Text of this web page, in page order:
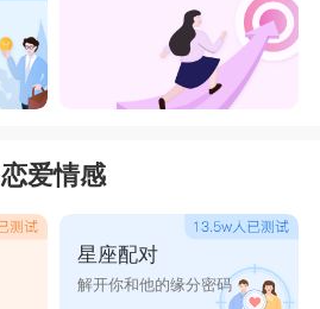
荒词旧
笺
荒城旧
花落为
谁
恋爱情感
星座配对
解开你和他的缘分密码